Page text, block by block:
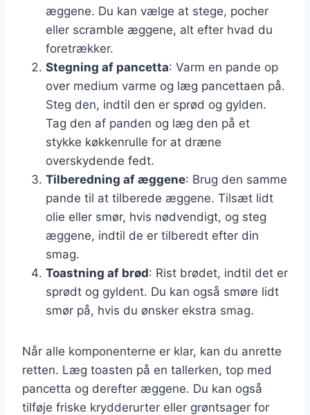
æggene. Du kan vælge at stege, pocher
eller scramble æggene, alt efter hvad du
foretrækker.
Stegning af pancetta: Varm en pande op
over medium varme og læg pancettaen på.
Steg den, indtil den er sprød og gylden.
Tag den af panden og læg den på et
stykke køkkenrulle for at dræne
overskydende fedt.
Tilberedning af æggene: Brug den samme
pande til at tilberede æggene. Tilsæt lidt
olie eller smør, hvis nødvendigt, og steg
æggene, indtil de er tilberedt efter din
smag.
Toastning af brød: Rist brødet, indtil det er
sprødt og gyldent. Du kan også smøre lidt
smør på, hvis du ønsker ekstra smag.
Når alle komponenterne er klar, kan du anrette
retten. Læg toasten på en tallerken, top med
pancetta og derefter æggene. Du kan også
tilføje friske krydderurter eller grøntsager for